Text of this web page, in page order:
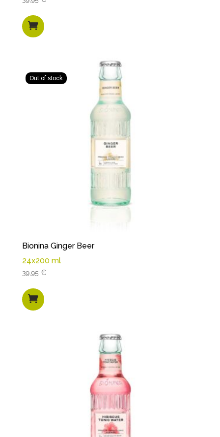

Bionina Ginger Beer
24x200 ml
39,95 €
